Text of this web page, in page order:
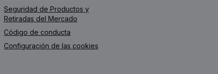
Seguridad de Productos y
Retiradas del Mercado
Código de conducta
Configuración de las cookies